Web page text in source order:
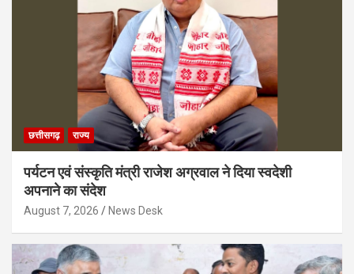
छत्तीसगढ़ राज्य
पर्यटन एवं संस्कृति मंत्री राजेश अग्रवाल ने दिया स्वदेशी
अपनाने का संदेश
August 7, 2026 News Desk